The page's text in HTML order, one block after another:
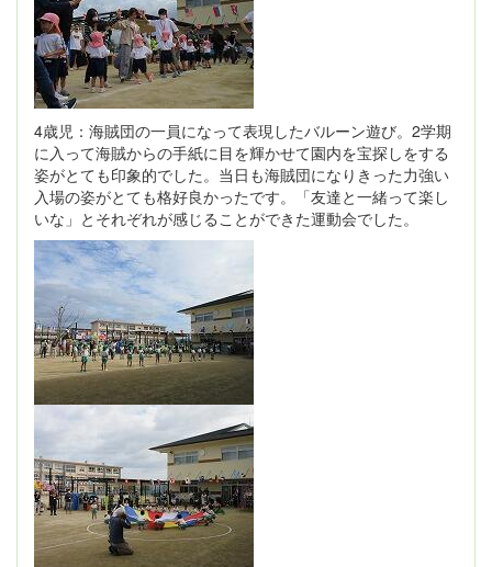
4歳児：海賊団の一員になって表現したバルーン遊び。2学期
に入って海賊からの手紙に目を輝かせて園内を宝探しをする
姿がとても印象的でした。当日も海賊団になりきった力強い
入場の姿がとても格好良かったです。「友達と一緒って楽し
いな」とそれぞれが感じることができた運動会でした。